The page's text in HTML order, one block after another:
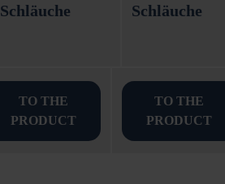
Schläuche
Schläuche
TO THE
PRODUCT
TO THE
PRODUCT